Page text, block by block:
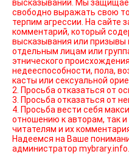
высказываний. Мы защищаем право наших читателей
свободно выражать свою
терпим агрессии. На сайте
комментарий, который
высказывания или
отдельным лицам или
этнического
недееспособности, пола,
касты или сексуальной
2. Просьба отказаться от
3. Просьба отказаться от
4. Просьба вести себя
отношению к авторам, так
читателям и их
Надеемся на Ваше
администратор mybrary.info.